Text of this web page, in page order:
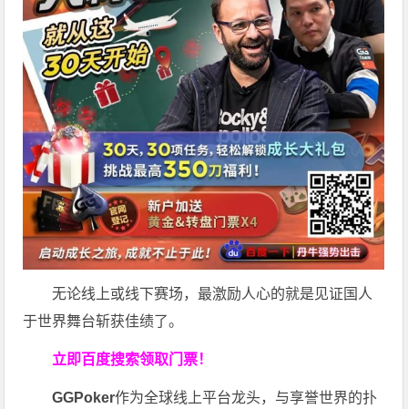
无论线上或线下赛场，最激励人心的就是见证国人
于世界舞台斩获佳绩了。
立即百度搜索领取门票！
GGPoker作为全球线上平台龙头，与享誉世界的扑